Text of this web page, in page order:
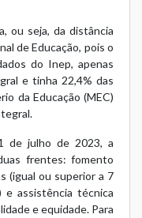
ou seja, da distância
de Educação, pois o
do Inep, apenas
e tinha 22,4% das
da Educação (MEC)
de julho de 2023, a
frentes: fomento
(igual ou superior a 7
e assistência técnica
e equidade. Para